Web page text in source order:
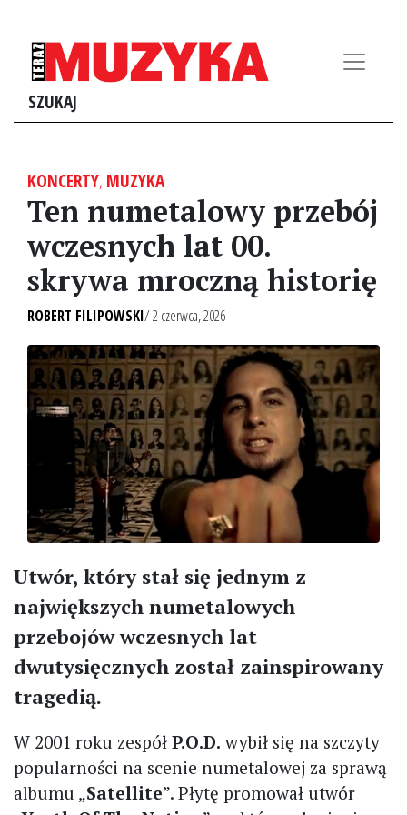
SZUKAJ
KONCERTY, MUZYKA
Ten numetalowy przebój
wczesnych lat 00.
skrywa mroczną historię
ROBERT FILIPOWSKI/ 2 czerwca, 2026
Utwór, który stał się jednym z
największych numetalowych
przebojów wczesnych lat
dwutysięcznych został zainspirowany
tragedią.
W 2001 roku zespół P.O.D. wybił się na szczyty
popularności na scenie numetalowej za sprawą
albumu „Satellite”. Płytę promował utwór